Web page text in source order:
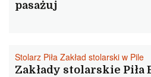
pasażuj
Stolarz Piła Zakład stolarski w Pile
Zakłady stolarskie Piła